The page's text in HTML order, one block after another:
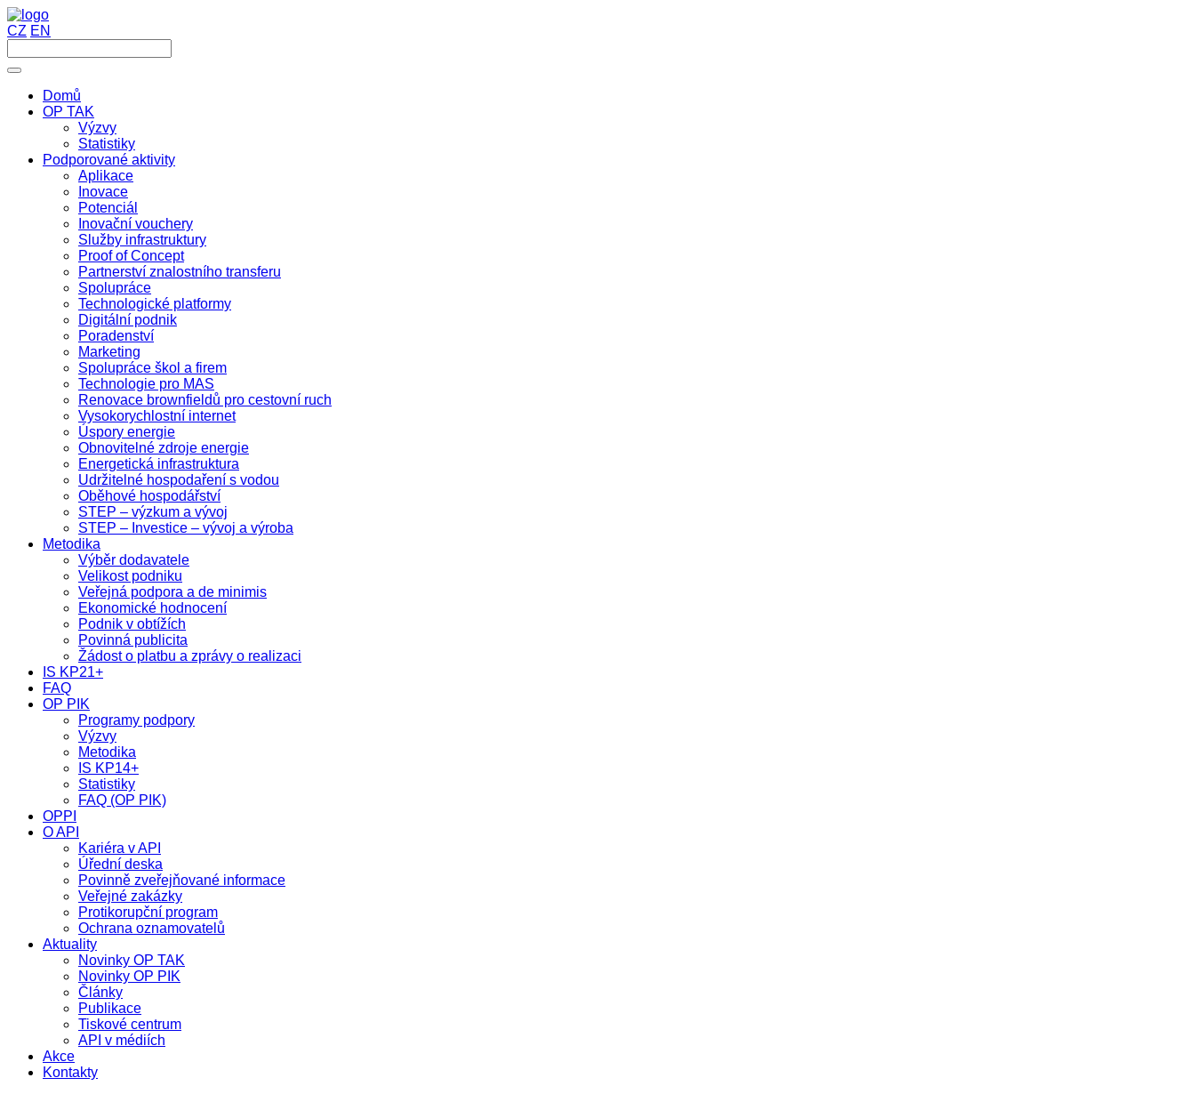
CZ EN
Domů
OP TAK
Výzvy
Statistiky
Podporované aktivity
Aplikace
Inovace
Potenciál
Inovační vouchery
Služby infrastruktury
Proof of Concept
Partnerství znalostního transferu
Spolupráce
Technologické platformy
Digitální podnik
Poradenství
Marketing
Spolupráce škol a firem
Technologie pro MAS
Renovace brownfieldů pro cestovní ruch
Vysokorychlostní internet
Úspory energie
Obnovitelné zdroje energie
Energetická infrastruktura
Udržitelné hospodaření s vodou
Oběhové hospodářství
STEP – výzkum a vývoj
STEP – Investice – vývoj a výroba
Metodika
Výběr dodavatele
Velikost podniku
Veřejná podpora a de minimis
Ekonomické hodnocení
Podnik v obtížích
Povinná publicita
Žádost o platbu a zprávy o realizaci
IS KP21+
FAQ
OP PIK
Programy podpory
Výzvy
Metodika
IS KP14+
Statistiky
FAQ (OP PIK)
OPPI
O API
Kariéra v API
Úřední deska
Povinně zveřejňované informace
Veřejné zakázky
Protikorupční program
Ochrana oznamovatelů
Aktuality
Novinky OP TAK
Novinky OP PIK
Články
Publikace
Tiskové centrum
API v médiích
Akce
Kontakty